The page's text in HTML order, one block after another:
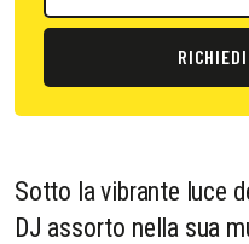
Sotto la vibrante luce
DJ assorto nella sua